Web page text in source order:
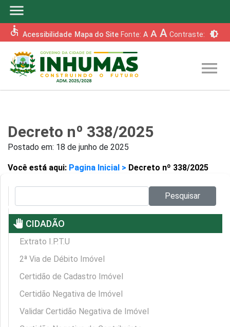
menu
accessible Acessibilidade Mapa do Site Fonte: A A A Contraste: brightness_6
menu
Decreto nº 338/2025
Postado em: 18 de junho de 2025
Você está aqui: Pagina Inicial > Decreto nº 338/2025
Pesquisar
pan_tool CIDADÃO
Extrato I.P.T.U
2ª Via de Débito Imóvel
Certidão de Cadastro Imóvel
Certidão Negativa de Imóvel
Validar Certidão Negativa de Imóvel